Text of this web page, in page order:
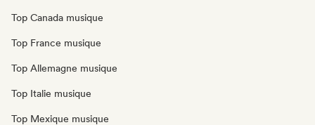
Top Canada musique
Top France musique
Top Allemagne musique
Top Italie musique
Top Mexique musique